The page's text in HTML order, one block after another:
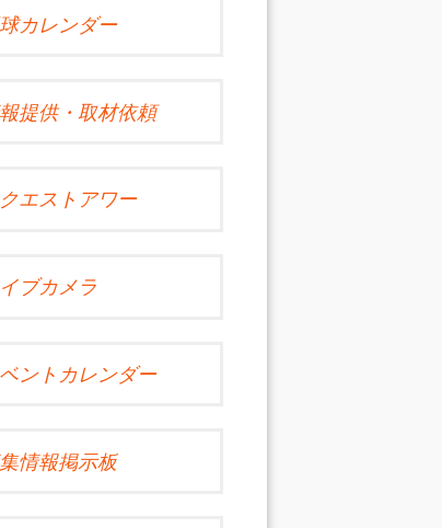
カレンダー
提供・取材依頼
エストアワー
ブカメラ
ントカレンダー
情報掲示板